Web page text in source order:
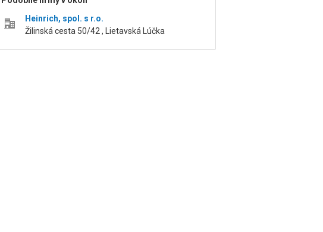
Heinrich, spol. s r.o.
Žilinská cesta 50/42 , Lietavská Lúčka